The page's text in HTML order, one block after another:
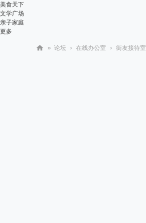
美食天下
文学广场
亲子家庭
更多
» 论坛 › 在线办公室 › 街友接待室